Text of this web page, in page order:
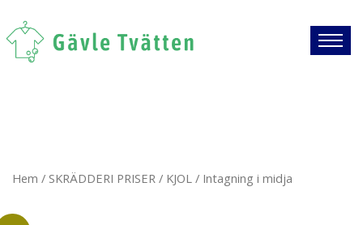
Hem / SKRÄDDERI PRISER / KJOL / Intagning i midja